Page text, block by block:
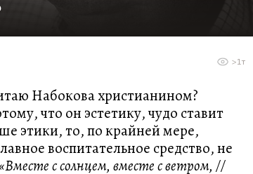
>1т
Набокова христианином?
что он эстетику, чудо ставит
этики, то, по крайней мере,
воспитательное средство, не
с солнцем, вместе с ветром, //